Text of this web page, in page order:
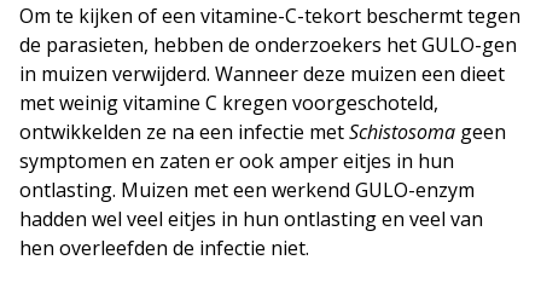
Om te kijken of een vitamine-C-tekort beschermt tegen
de parasieten, hebben de onderzoekers het GULO-gen
in muizen verwijderd. Wanneer deze muizen een dieet
met weinig vitamine C kregen voorgeschoteld,
ontwikkelden ze na een infectie metSchistosoma geen
symptomen en zaten er ook amper eitjes in hun
ontlasting. Muizen met een werkend GULO-enzym
hadden wel veel eitjes in hun ontlasting en veel van
hen overleefden de infectie niet.